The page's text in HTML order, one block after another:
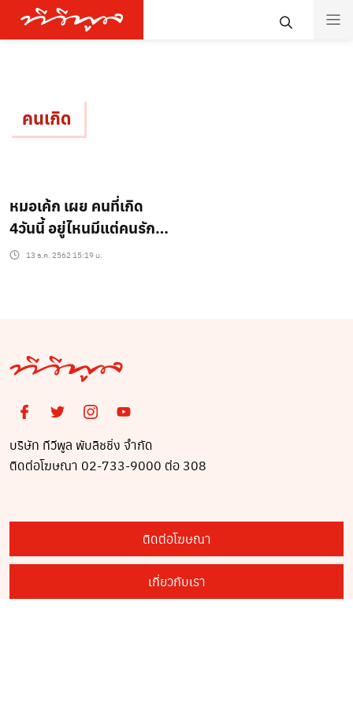
คนเกิด
หมอเค้ก เผย คนที่เกิด
4วันนี้ อยู่ไหนมีแต่คนรัก
ลำบากแค่ไหนก็มีคนช่วย
13 ธ.ค. 2562 15:19 น.
บริษัท ทีวีพูล พับลิชชิ่ง จำกัด
ติดต่อโฆษณา 02-733-9000 ต่อ 308
ติดต่อโฆษณา
เกี่ยวกับเรา